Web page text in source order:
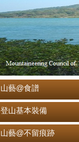
山藝@食譜
登山基本裝備
山藝@不留痕跡